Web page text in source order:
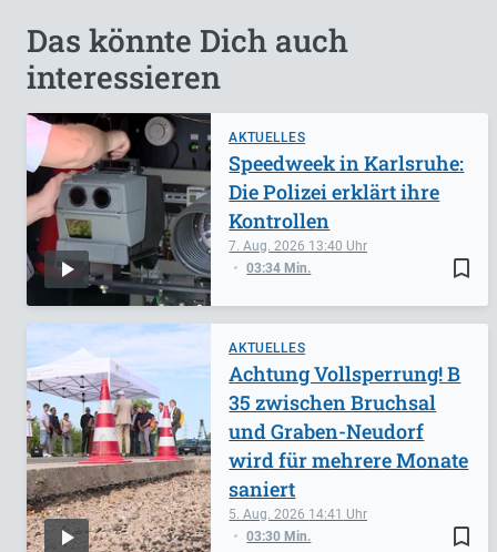
Das könnte Dich auch
interessieren
AKTUELLES
bookmark_border
7. Aug. 2026 13:40
03:34 Min.
Speedweek in Karlsruhe:
Die Polizei erklärt ihre
Kontrollen
AKTUELLES
bookmark_border
5. Aug. 2026 14:41
03:30 Min.
Achtung Vollsperrung! B
35 zwischen Bruchsal
und Graben-Neudorf
wird für mehrere Monate
saniert